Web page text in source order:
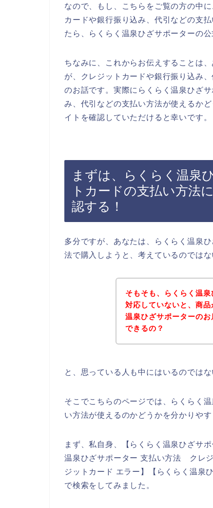
なので、もし、こちらをご覧の方の中
カードや銀行振り込み、代引などの支
たら、らくらく温泉ひざサポーターの
ちなみに、これからお伝えすることは
が、クレジットカードや銀行振り込み
のお話です。実際にらくらく温泉ひざ
み、代引などの支払い方法が使えるか
イトを確認していただけると幸いです。
まずは、らくらく温泉
トカードの支払い方法
認する！
多分ですが、あなたは、らくらく温泉
法で購入しようと、考えているのでは
そもそも、らくらく温
対応していないと、商
温泉ひざサポーターの
できるの？
と、思っている人も中にはいるのではな
そこでこちらのページでは、らくらく
い方法が使えるのかどうかを分かりや
まず、私自身、【らくらく温泉ひざサ
温泉ひざサポーター 支払い方法 クレ
ジットカード エラー】【らくらく温
で検索をしてみました。